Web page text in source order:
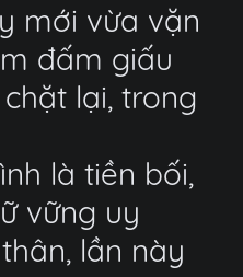
mới vừa vặn
đấm giấu
lại, trong
là tiền bối,
vững uy
lần này